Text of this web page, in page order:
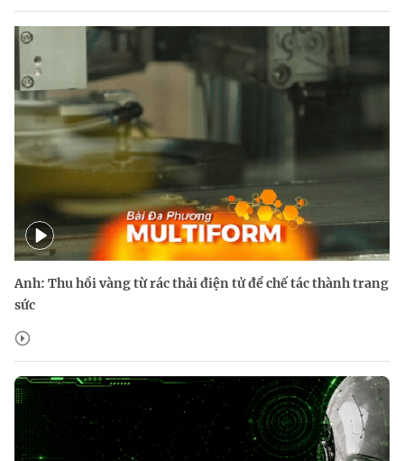
Anh: Thu hồi vàng từ rác thải điện tử để chế tác thành trang
sức